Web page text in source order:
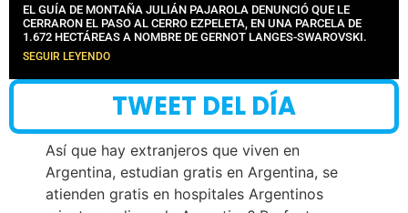
EL GUÍA DE MONTAÑA JULIÁN PAJAROLA DENUNCIÓ QUE LE
CERRARON EL PASO AL CERRO EZPELETA, EN UNA PARCELA DE
1.672 HECTÁREAS A NOMBRE DE GERNOT LANGES-SWAROVSKI.
SEGUIR LEYENDO
TWEET DEL DÍA
Así que hay extranjeros que viven en
Argentina, estudian gratis en Argentina, se
atienden gratis en hospitales Argentinos